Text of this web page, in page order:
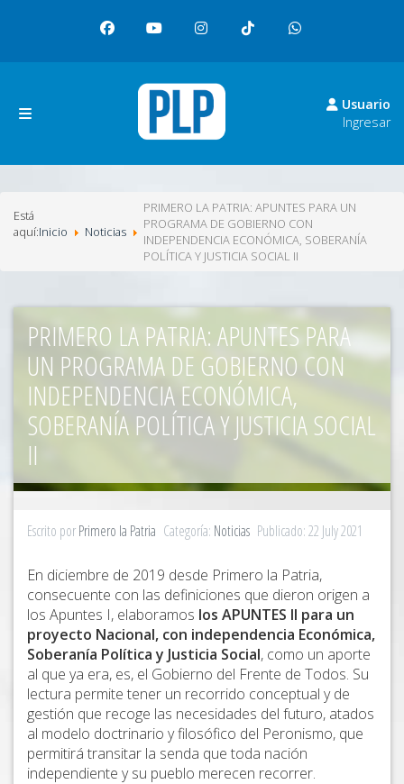
Usuario
Ingresar
Está
aquí:Inicio Noticias
PRIMERO LA PATRIA: APUNTES PARA UN
PROGRAMA DE GOBIERNO CON
INDEPENDENCIA ECONÓMICA, SOBERANÍA
POLÍTICA Y JUSTICIA SOCIAL II
PRIMERO LA PATRIA: APUNTES PARA
UN PROGRAMA DE GOBIERNO CON
INDEPENDENCIA ECONÓMICA,
SOBERANÍA POLÍTICA Y JUSTICIA SOCIAL
II
Escrito porPrimero la Patria Categoría: Noticias Publicado: 22 July 2021
En diciembre de 2019 desde Primero la Patria,
consecuente con las definiciones que dieron origen a
los Apuntes I, elaboramos los APUNTES II para un
proyecto Nacional, con independencia Económica,
Soberanía Política y Justicia Social, como un aporte
al que ya era, es, el Gobierno del Frente de Todos. Su
lectura permite tener un recorrido conceptual y de
gestión que recoge las necesidades del futuro, atados
al modelo doctrinario y filosófico del Peronismo, que
permitirá transitar la senda que toda nación
independiente y su pueblo merecen recorrer.